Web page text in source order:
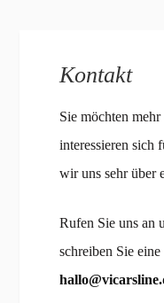
Kontakt
Sie möchten
interessieren sich
wir uns sehr über
Rufen Sie uns an
schreiben Sie